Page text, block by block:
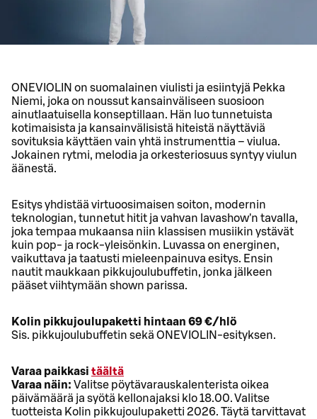
ONEVIOLIN on suomalainen viulisti ja esiintyjä Pekka
Niemi, joka on noussut kansainväliseen suosioon
ainutlaatuisella konseptillaan. Hän luo tunnetuista
kotimaisista ja kansainvälisistä hiteistä näyttäviä
sovituksia käyttäen vain yhtä instrumenttia – viulua.
Jokainen rytmi, melodia ja orkesteriosuus syntyy viulun
äänestä.
Esitys yhdistää virtuoosimaisen soiton, modernin
teknologian, tunnetut hitit ja vahvan lavashow'n tavalla,
joka tempaa mukaansa niin klassisen musiikin ystävät
kuin pop- ja rock-yleisönkin. Luvassa on energinen,
vaikuttava ja taatusti mieleenpainuva esitys. Ensin
nautit maukkaan pikkujoulubuffetin, jonka jälkeen
pääset viihtymään shown parissa.
Kolin pikkujoulupaketti hintaan 69 €/hlö
Sis. pikkujoulubuffetin sekä ONEVIOLIN-esityksen.
Varaa paikkasi täältä
Varaa näin: Valitse pöytävarauskalenterista oikea
päivämäärä ja syötä kellonajaksi klo 18.00. Valitse
tuotteista Kolin pikkujoulupaketti 2026. Täytä tarvittavat